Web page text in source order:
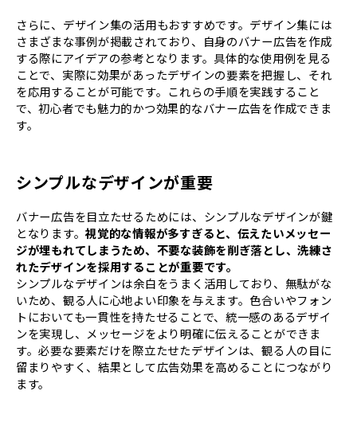
さらに、デザイン集の活用もおすすめです。デザイン集には
さまざまな事例が掲載されており、自身のバナー広告を作成
する際にアイデアの参考となります。具体的な使用例を見る
ことで、実際に効果があったデザインの要素を把握し、それ
を応用することが可能です。これらの手順を実践すること
で、初心者でも魅力的かつ効果的なバナー広告を作成できま
す。
シンプルなデザインが重要
バナー広告を目立たせるためには、シンプルなデザインが鍵
となります。視覚的な情報が多すぎると、伝えたいメッセー
ジが埋もれてしまうため、不要な装飾を削ぎ落とし、洗練さ
れたデザインを採用することが重要です。
シンプルなデザインは余白をうまく活用しており、無駄がな
いため、観る人に心地よい印象を与えます。色合いやフォン
トにおいても一貫性を持たせることで、統一感のあるデザイ
ンを実現し、メッセージをより明確に伝えることができま
す。必要な要素だけを際立たせたデザインは、観る人の目に
留まりやすく、結果として広告効果を高めることにつながり
ます。